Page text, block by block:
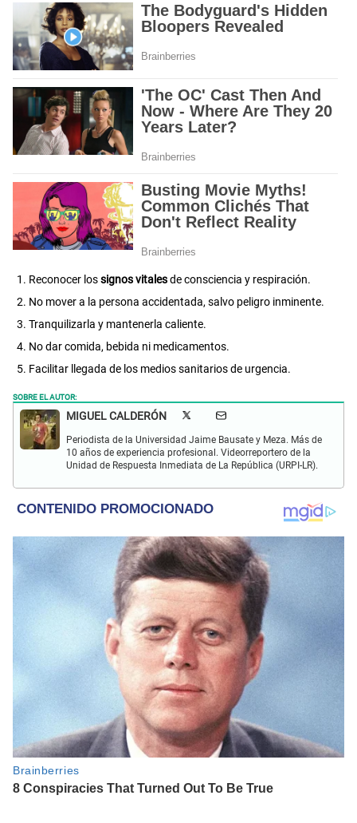
Reconocer lossignos vitalesde consciencia y respiración.
No mover a la persona accidentada, salvo peligro inminente.
Tranquilizarla y mantenerla caliente.
No dar comida, bebida ni medicamentos.
Facilitar llegada de los medios sanitarios de urgencia.
SOBRE EL AUTOR:
MIGUEL CALDERÓN
Periodista de la Universidad Jaime Bausate y Meza. Más de
10 años de experiencia profesional. Videorreportero de la
Unidad de Respuesta Inmediata de La República (URPI-LR).